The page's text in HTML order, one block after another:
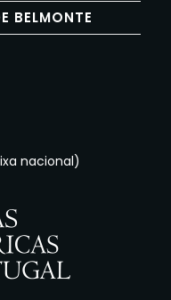
BELMONTE
nacional)